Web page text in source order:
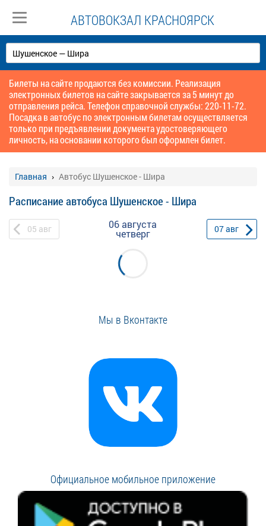
АВТОВОКЗАЛ КРАСНОЯРСК
Билеты на сайте продаются без комиссии. Реализация
электронных билетов на сайте закрывается за 5 минут до
отправления рейса. Телефон справочной службы: 220-11-72.
Посадка в автобус по электронным билетам осуществляется
только при предъявлении документа удостоверяющего
личность, на основании которого был оформлен билет.
Главная Автобус Шушенское - Шира
Расписание автобуса Шушенское - Шира
05 авг 06 августа
четверг 07авг
Мы в Вконтакте
Официальное мобильное приложение